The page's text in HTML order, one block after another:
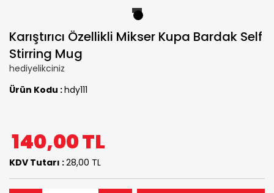
Karıştırıcı Özellikli Mikser Kupa Bardak Self
Stirring Mug
hediyelikciniz
Ürün Kodu :hdy111
140,00TL
KDV Tutarı :28,00 TL